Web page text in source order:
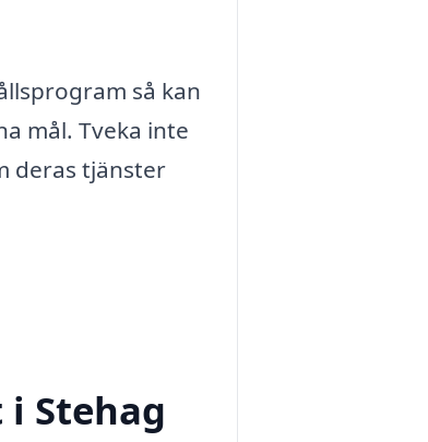
så kan
mål. Tveka inte
deras tjänster
Stehag